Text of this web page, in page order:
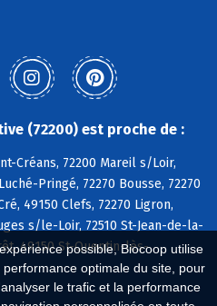
possible, Biocoop utilise
optimale du site, pour
le trafic et la performance
(72200) est proche de :
Créans, 72200 Mareil s/Loir,
Pringé, 72270 Bousse, 72270
49150 Clefs, 72270 Ligron,
s/le-Loir, 72510 St-Jean-de-la-
49150 St-Quentin-lès-